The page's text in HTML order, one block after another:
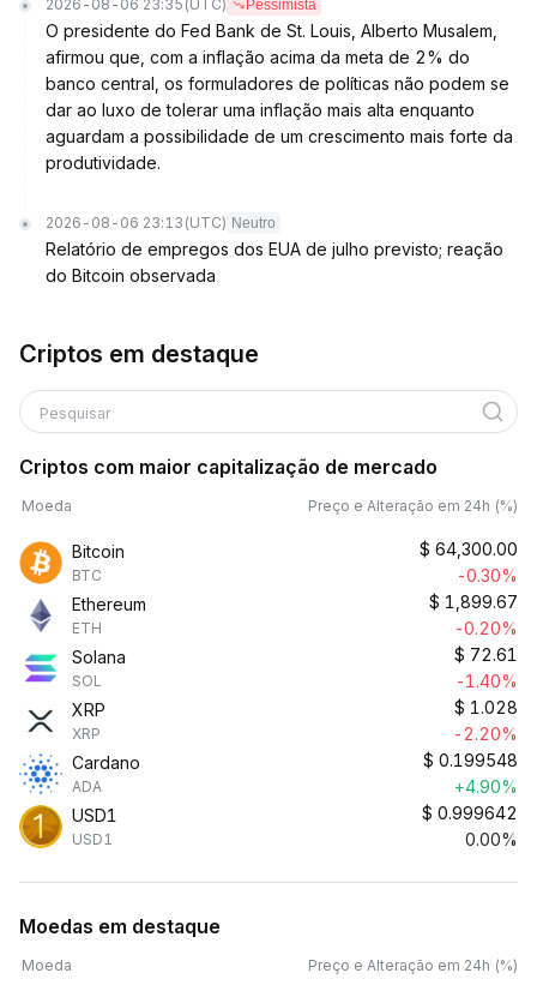
2026-08-06 23:35 (UTC) Pessimista
O presidente do Fed Bank de St. Louis, Alberto Musalem,
afirmou que, com a inflação acima da meta de 2% do
banco central, os formuladores de políticas não podem se
dar ao luxo de tolerar uma inflação mais alta enquanto
aguardam a possibilidade de um crescimento mais forte da
produtividade.
2026-08-06 23:13 (UTC) Neutro
Relatório de empregos dos EUA de julho previsto; reação
do Bitcoin observada
Criptos em destaque
Pesquisar
Criptos com maior capitalização de mercado
Moeda Preço e Alteração em 24h (%)
Bitcoin
BTC
$ 64,300.00
-0.30%
Ethereum
ETH
$ 1,899.67
-0.20%
Solana
SOL
$ 72.61
-1.40%
XRP
XRP
$ 1.028
-2.20%
Cardano
ADA
$ 0.199548
+4.90%
USD1
USD1
$ 0.999642
0.00%
Moedas em destaque
Moeda Preço e Alteração em 24h (%)